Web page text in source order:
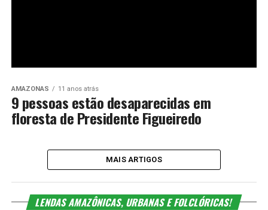
AMAZONAS 11 anos atrás
9 pessoas estão desaparecidas em
floresta de Presidente Figueiredo
MAIS ARTIGOS
LENDAS AMAZÔNICAS, URBANAS E FOLCLÓRICAS!